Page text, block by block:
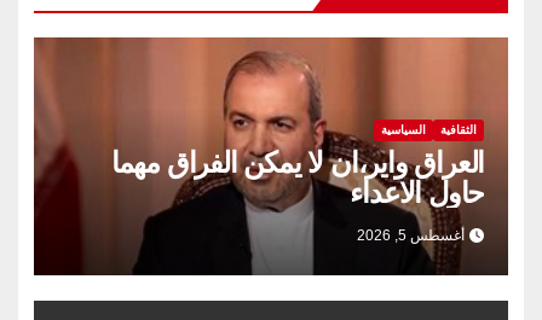
الثقافية السياسية
العراق واير،ان لا يمكن الفراق مهما
حاول الاعداء
أغسطس 5, 2026